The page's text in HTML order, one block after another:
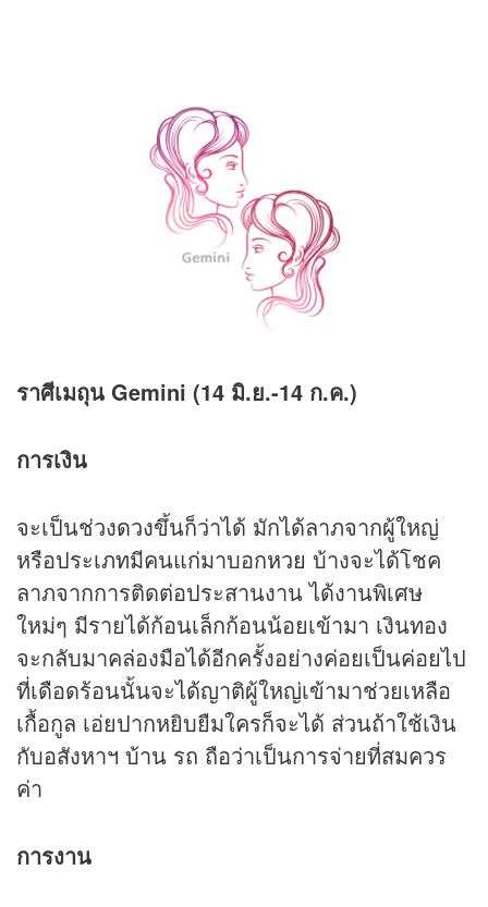
ราศีเมถุน Gemini (14 มิ.ย.-14 ก.ค.)
การเงิน
จะเป็นช่วงดวงขึ้นก็ว่าได้ มักได้ลาภจากผู้ใหญ่
หรือประเภทมีคนแก่มาบอกหวย บ้างจะได้โชค
ลาภจากการติดต่อประสานงาน ได้งานพิเศษ
ใหม่ๆ มีรายได้ก้อนเล็กก้อนน้อยเข้ามา เงินทอง
จะกลับมาคล่องมือได้อีกครั้งอย่างค่อยเป็นค่อยไป
ที่เดือดร้อนนั้นจะได้ญาติผู้ใหญ่เข้ามาช่วยเหลือ
เกื้อกูล เอ่ยปากหยิบยืมใครก็จะได้ ส่วนถ้าใช้เงิน
กับอสังหาฯ บ้าน รถ ถือว่าเป็นการจ่ายที่สมควร
ค่า
การงาน